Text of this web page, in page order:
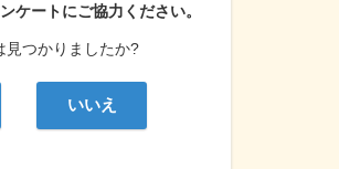
ケートにご協力ください。
見つかりましたか?
いいえ